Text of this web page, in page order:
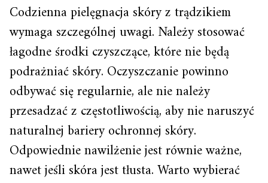
Codzienna pielęgnacja skóry z trądzikiem
wymaga szczególnej uwagi. Należy stosować
łagodne środki czyszczące, które nie będą
podrażniać skóry. Oczyszczanie powinno
odbywać się regularnie, ale nie należy
przesadzać z częstotliwością, aby nie naruszyć
naturalnej bariery ochronnej skóry.
Odpowiednie nawilżenie jest równie ważne,
nawet jeśli skóra jest tłusta. Warto wybierać